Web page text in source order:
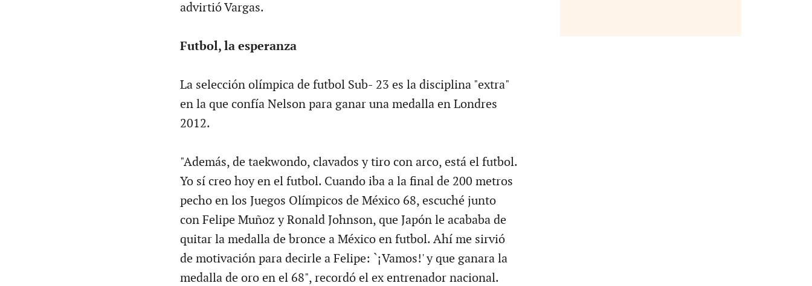
advirtió Vargas.
Futbol, la esperanza
La selección olímpica de futbol Sub- 23 es la disciplina "extra"
en la que confía Nelson para ganar una medalla en Londres
2012.
"Además, de taekwondo, clavados y tiro con arco, está el futbol.
Yo sí creo hoy en el futbol. Cuando iba a la final de 200 metros
pecho en los Juegos Olímpicos de México 68, escuché junto
con Felipe Muñoz y Ronald Johnson, que Japón le acababa de
quitar la medalla de bronce a México en futbol. Ahí me sirvió
de motivación para decirle a Felipe: `¡Vamos!' y que ganara la
medalla de oro en el 68", recordó el ex entrenador nacional.